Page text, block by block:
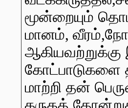
மூன்றையும்
மானம், வீரம்,
ஆகியவற்றுக்கு
கோட்பாடுகளை
மாற்றி தன்